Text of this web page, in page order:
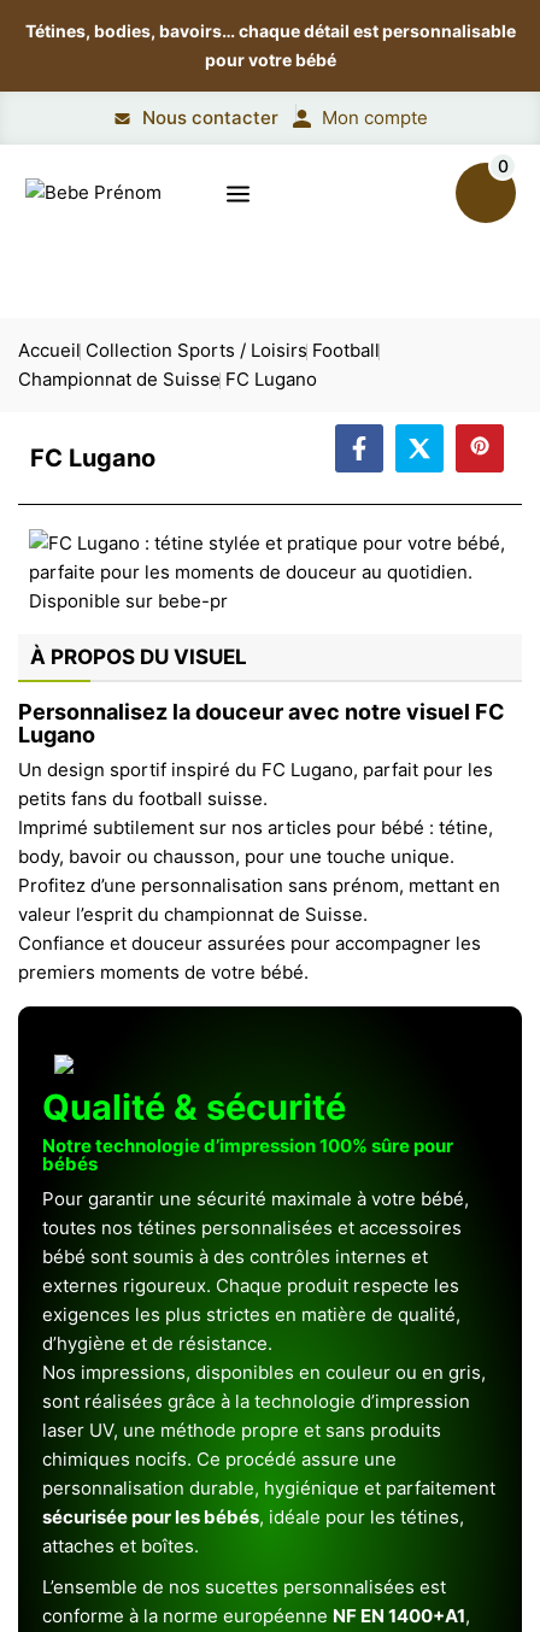
Tétines, bodies, bavoirs…chaque détail est personnalisable
pour votre bébé
Nous contacter Mon compte
0
Accueil Collection Sports / Loisirs Football
Championnat de Suisse FC Lugano
FC Lugano
À PROPOS DU VISUEL
Personnalisez la douceur avec notre visuel FC
Lugano
Un design sportif inspiré du FC Lugano, parfait pour les
petits fans du football suisse.
Imprimé subtilement sur nos articles pour bébé : tétine,
body, bavoir ou chausson, pour une touche unique.
Profitez d’une personnalisation sans prénom, mettant en
valeur l’esprit du championnat de Suisse.
Confiance et douceur assurées pour accompagner les
premiers moments de votre bébé.
Qualité & sécurité
Notre technologie d’impression 100% sûre pour
bébés
Pour garantir une sécurité maximale à votre bébé,
toutes nos tétines personnalisées et accessoires
bébé sont soumis à des contrôles internes et
externes rigoureux. Chaque produit respecte les
exigences les plus strictes en matière de qualité,
d’hygiène et de résistance.
Nos impressions, disponibles en couleur ou en gris,
sont réalisées grâce à la technologie d’impression
laser UV, une méthode propre et sans produits
chimiques nocifs. Ce procédé assure une
personnalisation durable, hygiénique et parfaitement
sécurisée pour les bébés, idéale pour les tétines,
attaches et boîtes.
L’ensemble de nos sucettes personnalisées est
conforme à la norme européenne NF EN 1400+A1,